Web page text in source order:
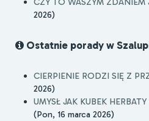
2026)
Ostatnie porady w
CIERPIENIE RODZI SIĘ Z
2026)
UMYSŁ JAK KUBEK
(Pon, 16 marca 2026)